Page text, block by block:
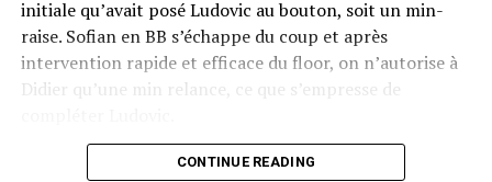
initiale qu’avait posé Ludovic au bouton, soit un min-
raise. Sofian en BB s’échappe du coup et après
intervention rapide et efficace du floor, on n’autorise à
Didier qu’une min relance, ce que s’empresse de
Flop QJ4. All-in de Ludovic et insta call de Logghe, avec
CONTINUE READING